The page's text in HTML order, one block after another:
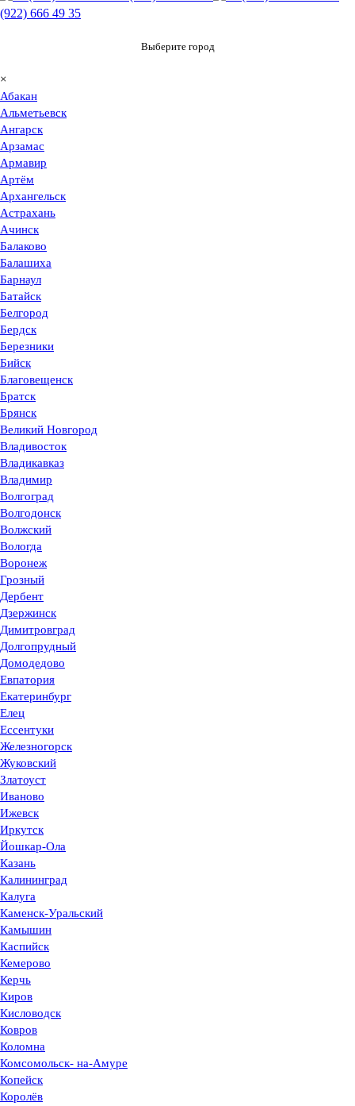
(922) 666 49 35
Выберите город
×
Абакан
Альметьевск
Ангарск
Арзамас
Армавир
Артём
Архангельск
Астрахань
Ачинск
Балаково
Балашиха
Барнаул
Батайск
Белгород
Бердск
Березники
Бийск
Благовещенск
Братск
Брянск
Великий Новгород
Владивосток
Владикавказ
Владимир
Волгоград
Волгодонск
Волжский
Вологда
Воронеж
Грозный
Дербент
Дзержинск
Димитровград
Долгопрудный
Домодедово
Евпатория
Екатеринбург
Елец
Ессентуки
Железногорск
Жуковский
Златоуст
Иваново
Ижевск
Иркутск
Йошкар-Ола
Казань
Калининград
Калуга
Каменск-Уральский
Камышин
Каспийск
Кемерово
Керчь
Киров
Кисловодск
Ковров
Коломна
Комсомольск- на-Амуре
Копейск
Королёв